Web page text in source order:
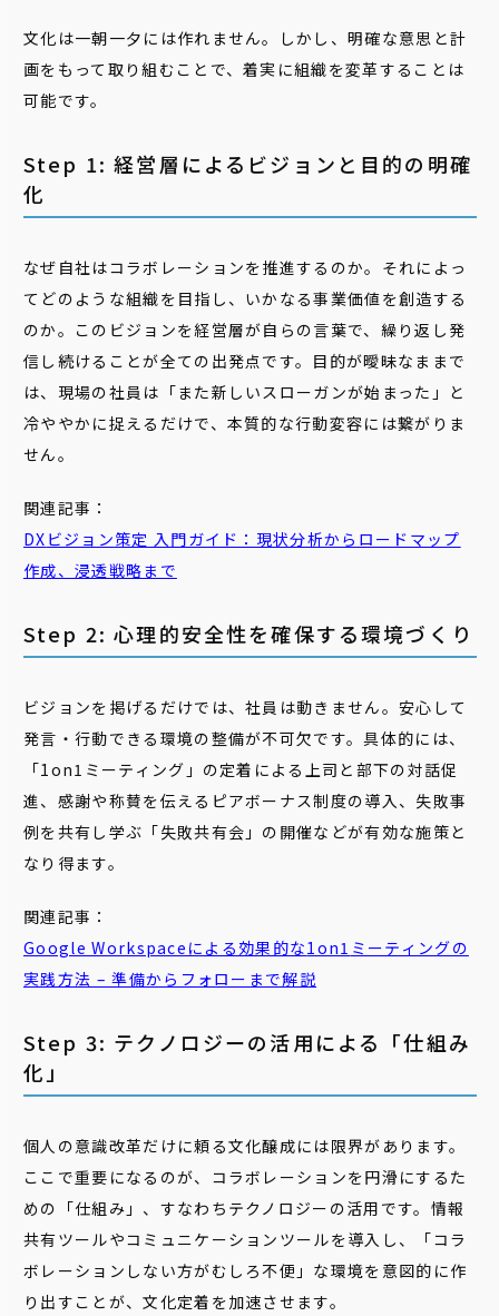
文化は一朝一夕には作れません。しかし、明確な意思と計
画をもって取り組むことで、着実に組織を変革することは
可能です。
Step 1: 経営層によるビジョンと目的の明確
化
なぜ自社はコラボレーションを推進するのか。それによっ
てどのような組織を目指し、いかなる事業価値を創造する
のか。このビジョンを経営層が自らの言葉で、繰り返し発
信し続けることが全ての出発点です。目的が曖昧なままで
は、現場の社員は「また新しいスローガンが始まった」と
冷ややかに捉えるだけで、本質的な行動変容には繋がりま
せん。
関連記事：
DX ビジョン策定 入門ガイド：現状分析からロードマップ
作成、浸透戦略まで
Step 2: 心理的安全性を確保する環境づくり
ビジョンを掲げるだけでは、社員は動きません。安心して
発言・行動できる環境の整備が不可欠です。具体的には、
「1on1ミーティング」の定着による上司と部下の対話促
進、感謝や称賛を伝えるピアボーナス制度の導入、失敗事
例を共有し学ぶ「失敗共有会」の開催などが有効な施策と
なり得ます。
関連記事：
Google Workspaceによる効果的な1on1 ミーティングの
実践方法 – 準備からフォローまで解説
Step 3: テクノロジーの活用による「仕組み
化」
個人の意識改革だけに頼る文化醸成には限界があります。
ここで重要になるのが、コラボレーションを円滑にするた
めの「仕組み」、すなわちテクノロジーの活用です。情報
共有ツールやコミュニケーションツールを導入し、「コラ
ボレーションしない方がむしろ不便」な環境を意図的に作
り出すことが、文化定着を加速させます。